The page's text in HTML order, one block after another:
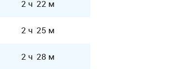
2 ч 22 м
2 ч 25 м
2 ч 28 м